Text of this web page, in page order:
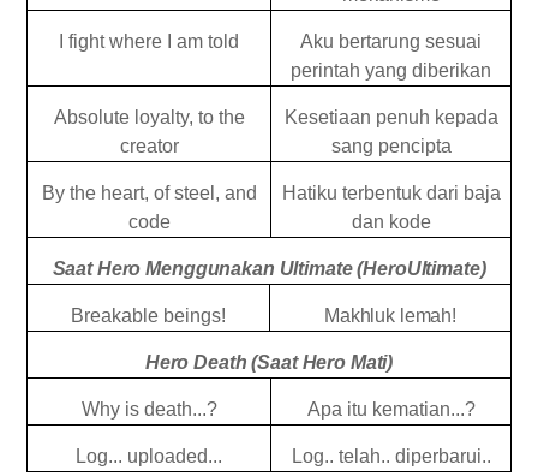
I fight where I am told
Aku bertarung sesuai
perintah yang diberikan
Absolute loyalty, to the
creator
Kesetiaan penuh kepada
sang pencipta
By the heart, of steel, and
code
Hatiku terbentuk dari baja
dan kode
Saat Hero Menggunakan Ultimate (HeroUltimate)
Breakable beings! Makhluk lemah!
Hero Death (Saat Hero Mati)
Why is death...? Apa itu kematian...?
Log... uploaded... Log.. telah.. diperbarui..